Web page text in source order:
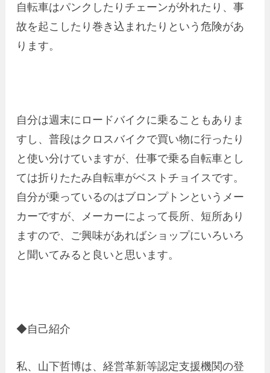
自転車はパンクしたりチェーンが外れたり、事
故を起こしたり巻き込まれたりという危険があ
ります。
自分は週末にロードバイクに乗ることもありま
すし、普段はクロスバイクで買い物に行ったり
と使い分けていますが、仕事で乗る自転車とし
ては折りたたみ自転車がベストチョイスです。
自分が乗っているのはブロンプトンというメー
カーですが、メーカーによって長所、短所あり
ますので、ご興味があればショップにいろいろ
と聞いてみると良いと思います。
◆自己紹介
私、山下哲博は、経営革新等認定支援機関の登